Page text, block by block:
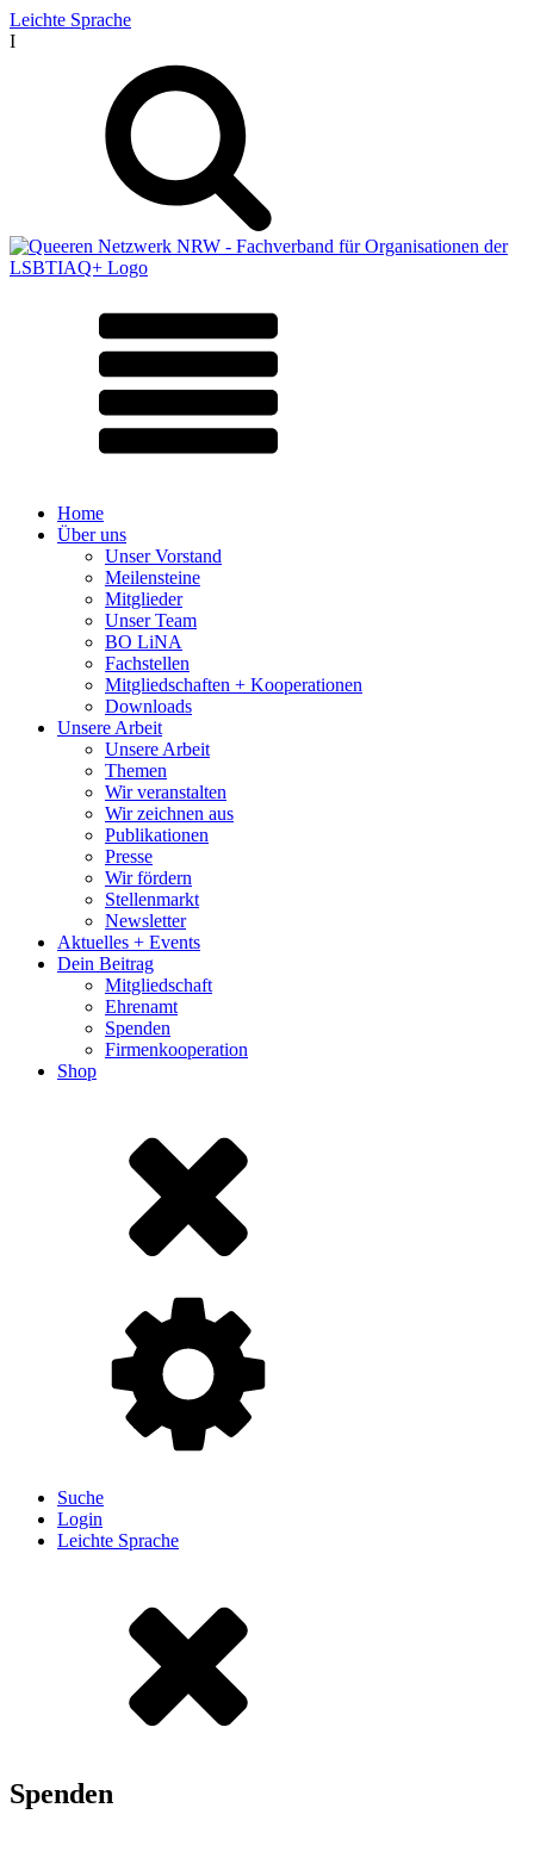
Leichte Sprache
I
Home
Über uns
Unser Vorstand
Meilensteine
Mitglieder
Unser Team
BO LiNA
Fachstellen
Mitgliedschaften + Kooperationen
Downloads
Unsere Arbeit
Unsere Arbeit
Themen
Wir veranstalten
Wir zeichnen aus
Publikationen
Presse
Wir fördern
Stellenmarkt
Newsletter
Aktuelles + Events
Dein Beitrag
Mitgliedschaft
Ehrenamt
Spenden
Firmenkooperation
Shop
Suche
Login
Leichte Sprache
Spenden